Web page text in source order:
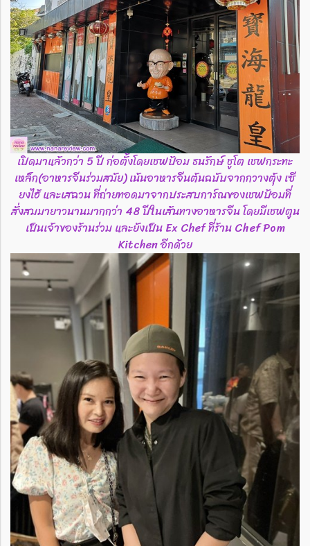
เปิดมาแล้วกว่า 5 ปี ก่อตั้งโดยเชฟป้อม ธนรักษ์ ชูโต เชฟกระทะ
เหล็ก(อาหารจีนร่วมสมัย) เน้นอาหารจีนต้นฉบับจากกวางตุ้ง เซี
ยงไฮ้ และเสฉวน ที่ถ่ายทอดมาจากประสบการ์ณของเชฟป้อมที่
สั่งสมมายาวนานมากกว่า 48 ปีในเส้นทางอาหารจีน โดยมีเชฟตูน
เป็นเจ้าของร้านร่วม และยังเป็น Ex Chef ที่ร้าน Chef Pom
Kitchen อีกด้วย